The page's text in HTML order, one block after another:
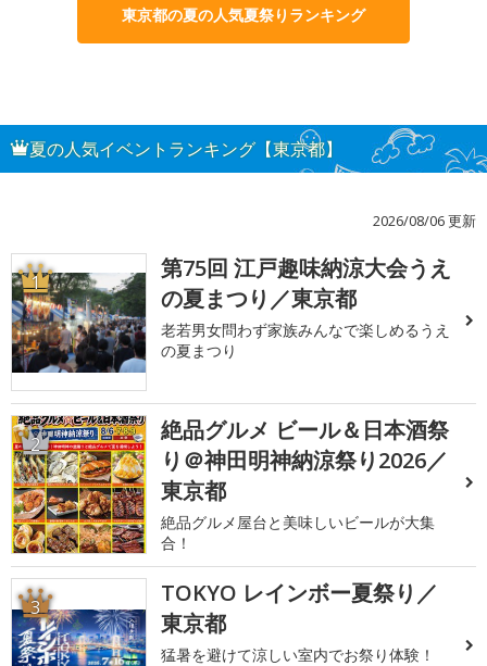
東京都の夏の人気夏祭りランキング
夏の人気イベントランキング【東京都】
2026/08/06 更新
1
第75回 江戸趣味納涼大会うえ
の夏まつり／東京都
老若男女問わず家族みんなで楽しめるうえ
の夏まつり
2
絶品グルメ ビール＆日本酒祭
り＠神田明神納涼祭り2026／
東京都
絶品グルメ屋台と美味しいビールが大集
合！
3
TOKYO レインボー夏祭り／
東京都
猛暑を避けて涼しい室内でお祭り体験！